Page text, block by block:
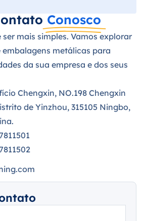
Conosco
mais simples. Vamos explorar
embalagens metálicas para
da sua empresa e dos seus
Chengxin, NO.198 Chengxin
de Yinzhou, 315105 Ningbo,